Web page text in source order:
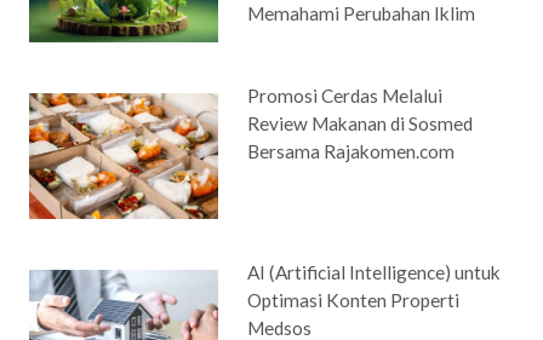
Memahami Perubahan Iklim
Promosi Cerdas Melalui
Review Makanan di Sosmed
Bersama Rajakomen.com
AI (Artificial Intelligence) untuk
Optimasi Konten Properti
Medsos